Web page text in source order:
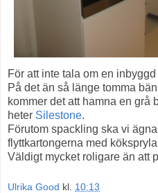
För att inte tala om en
På det än så länge tomma
kommer det att hamna en grå
heter Silestone.
Förutom spackling ska vi
flyttkartongerna med
Väldigt mycket roligare än att
Ulrika Good kl. 10:13